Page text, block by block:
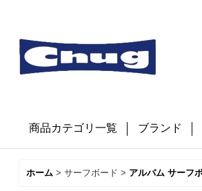
商品カテゴリ一覧 ブランド
ホーム > サーフボード > アルバム サーフ